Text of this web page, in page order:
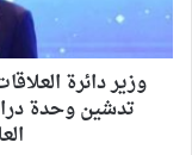
وزير دائرة
تدشين وحدة